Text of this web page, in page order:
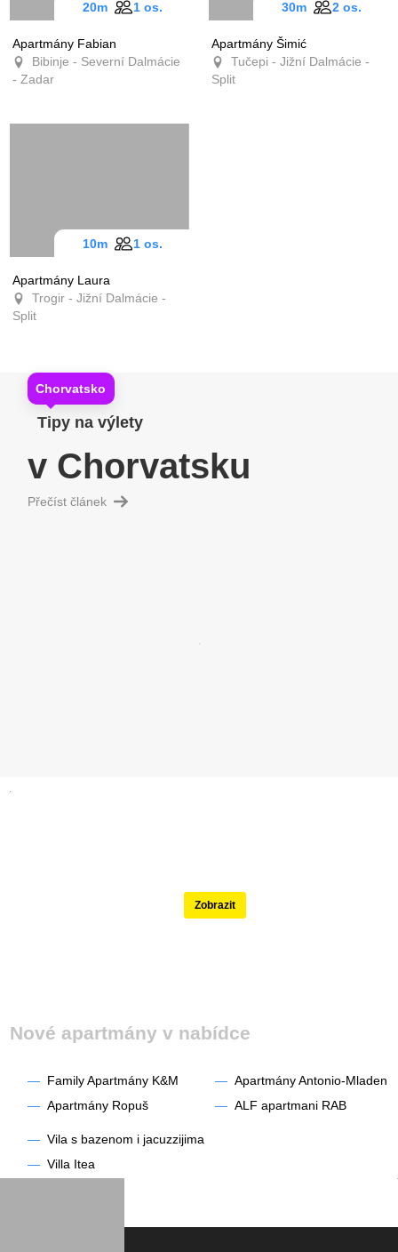
Apartmány Fabian
Bibinje - Severní Dalmácie
- Zadar
20m 1 os.
Apartmány Šimić
Tučepi - Jižní Dalmácie -
Split
30m 2 os.
Apartmány Laura
Trogir - Jižní Dalmácie -
Split
10m 1 os.
Chorvatsko
Tipy na výlety
v Chorvatsku
Přečíst článek
Zobrazit
Nové apartmány v nabídce
— Family Apartmány K&M
— Apartmány Ropuš
— Apartmány Antonio-Mladen
— ALF apartmani RAB
— Vila s bazenom i jacuzzijima
— Villa Itea